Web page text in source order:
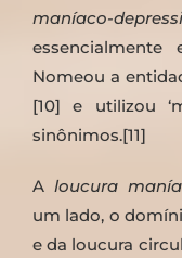
maníaco-
essencialmente
Nomeou a
[10] e utilizou
sinônimos.[11]
A loucura
um lado, o
e da loucura